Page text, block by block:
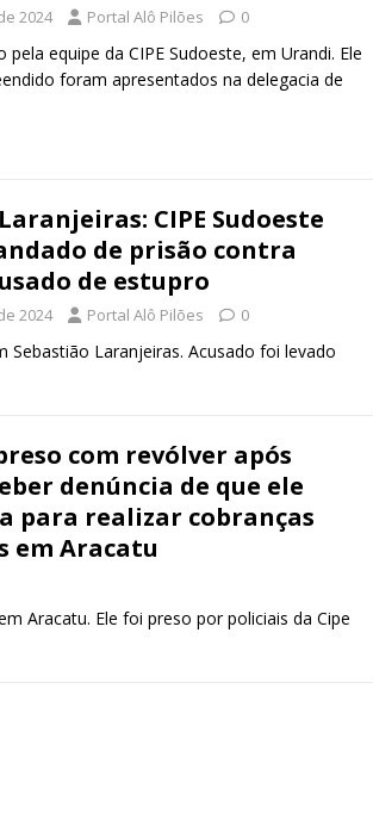
2024 Portal Alô Pilões 0
equipe da CIPE Sudoeste, em Urandi. Ele
foram apresentados na delegacia de
CIPE Sudoeste
de prisão contra
de estupro
2024 Portal Alô Pilões 0
Sebastião Laranjeiras. Acusado foi levado
com revólver após
denúncia de que ele
para realizar cobranças
em Aracatu
Aracatu. Ele foi preso por policiais da Cipe